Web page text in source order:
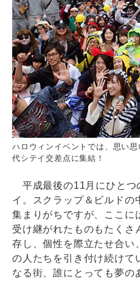
ハロウィンイベントでは、思い
代シテイ交差点に集結！
平成最後の11月にひとつ
イ。スクラップ＆ビルドの
集まりがちですが、ここに
受け継がれたものもたくさ
存し、個性を際立たせ合い
の人たちを引き付け続けて
なる街、誰にとっても夢の